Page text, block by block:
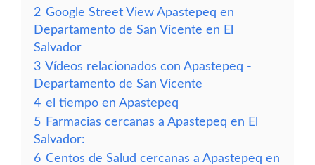
2 Google Street View Apastepeq en
Departamento de San Vicente en El
Salvador
3 Vídeos relacionados con Apastepeq -
Departamento de San Vicente
4 el tiempo en Apastepeq
5 Farmacias cercanas a Apastepeq en El
Salvador:
6 Centos de Salud cercanas a Apastepeq en